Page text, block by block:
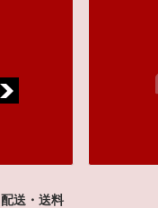
配送・送料